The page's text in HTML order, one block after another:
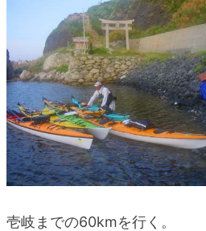
blog
壱岐までの60kmを行く。